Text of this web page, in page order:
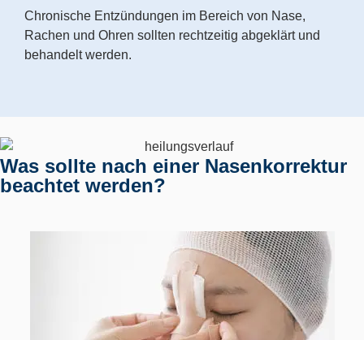
Chronische Entzündungen im Bereich von Nase,
Rachen und Ohren sollten rechtzeitig abgeklärt und
behandelt werden.
Was sollte nach einer Nasenkorrektur
beachtet werden?